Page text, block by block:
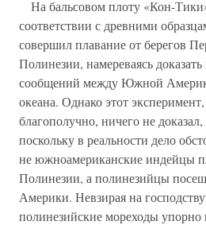
На бальсовом плоту «Кон-
соответствии с древними
совершил плавание от берегов
Полинезии, намереваясь
сообщений между Южной
океана. Однако этот
благополучно, ничего не
поскольку в реальности дело
не южноамериканские индейцы
Полинезии, а полинезийцы
Америки. Невзирая на
полинезийские мореходы упорно